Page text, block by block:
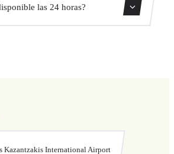
las 24 horas?
Kazantzakis International Airport